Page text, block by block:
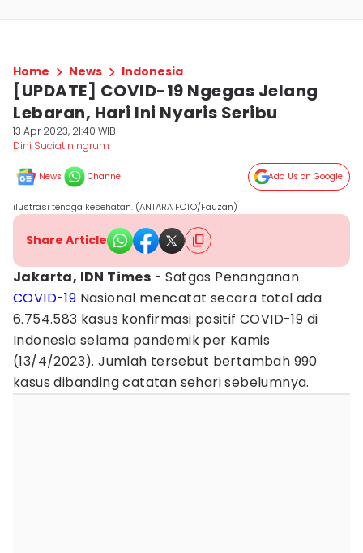
Home News Indonesia
[UPDATE] COVID-19 Ngegas Jelang
Lebaran, Hari Ini Nyaris Seribu
13 Apr 2023, 21:40 WIB
Dini Suciatiningrum
News Channel Add Us on Google
ilustrasi tenaga kesehatan. (ANTARA FOTO/Fauzan)
Share Article
Jakarta, IDN Times - Satgas Penanganan
COVID-19 Nasional mencatat secara total ada
6.754.583 kasus konfirmasi positif COVID-19 di
Indonesia selama pandemik per Kamis
(13/4/2023). Jumlah tersebut bertambah 990
kasus dibanding catatan sehari sebelumnya.